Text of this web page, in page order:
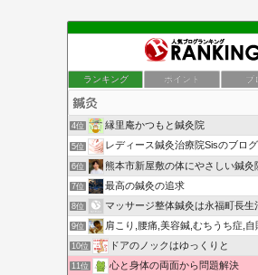
ランキング ポイント ブ
4位 縁里庵かつもと鍼灸院
5位 レディース鍼灸治療院Sisのブログ
6位 熊本市新屋敷の体にやさしい鍼
7位 最高の鍼灸の追求
8位 マッサージ整体鍼灸は永福町長生
9位 肩こり,腰痛,美容鍼,むちうち症,自賠責
10位 ドアのノックはゆっくりと
11位 心と身体の両面から問題解決